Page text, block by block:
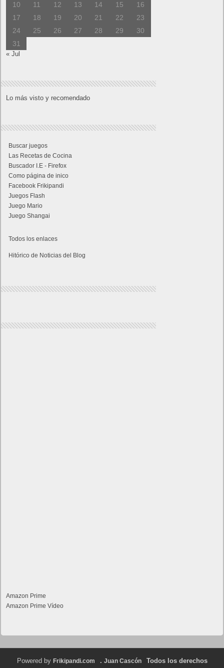
10
11 12 13 14 15
16
17
18 19 20 21 22
23
24
25 26 27 28 29
30
31
« Jul
Lo más visto y recomendado
Buscar juegos
Las Recetas de Cocina
Buscador I.E - Firefox
Como página de inico
Facebook Frikipandi
Juegos Flash
Juego Mario
Juego Shangai
Todos los enlaces
Hitórico de Noticias del Blog
Amazon Prime
Amazon Prime Vídeo
Powered by Frikipandi.com . Juan Cascón Todos los derechos